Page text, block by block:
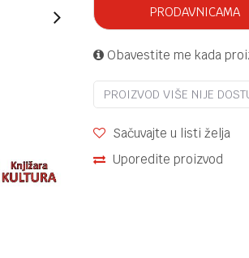
PRODAVNICAMA
Obavestite me kada
PROIZVOD VIŠE NIJE
Sačuvajte u listi želja
Uporedite proizvod